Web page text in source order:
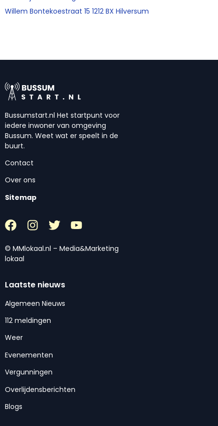
Willem Bontekoestraat 15 1212 BX Hilversum
Bussumstart.nl Het startpunt voor
iedere inwoner van omgeving
Bussum. Weet wat er speelt in de
buurt.
Contact
Over ons
Sitemap
© MMlokaal.nl – Media&Marketing
lokaal
Laatste nieuws
Algemeen Nieuws
112 meldingen
Weer
Evenementen
Vergunningen
Overlijdensberichten
Blogs